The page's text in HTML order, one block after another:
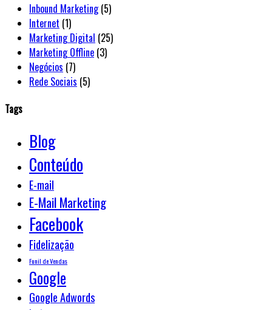
Inbound Marketing(5)
Internet (1)
Marketing Digital (25)
Marketing Offline (3)
Negócios (7)
Rede Sociais (5)
Tags
Blog
Conteúdo
E-mail
E-Mail Marketing
Facebook
Fidelização
Funil de Vendas
Google
Google Adwords